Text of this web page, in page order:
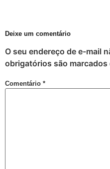
Deixe um comentário
O seu endereço de e-mail
obrigatórios são marcados
Comentário *